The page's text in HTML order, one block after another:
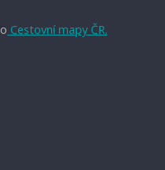
Cestovní mapy ČR.